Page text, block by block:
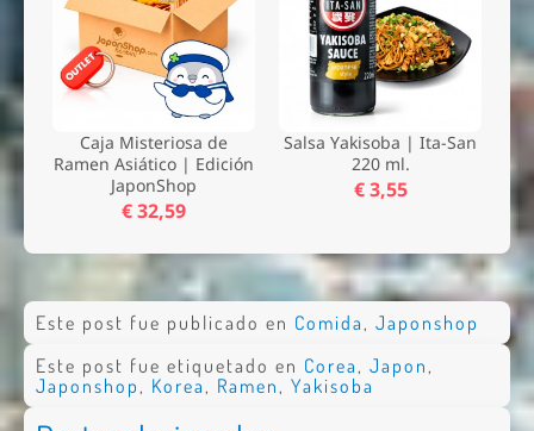
Caja Misteriosa de
Ramen Asiático | Edición
JaponShop
€ 32,59
Salsa Yakisoba | Ita-San
220 ml.
€ 3,55
Este post fue publicado en Comida , Japonshop
Este post fue etiquetado en Corea , Japon ,
Japonshop , Korea , Ramen , Yakisoba